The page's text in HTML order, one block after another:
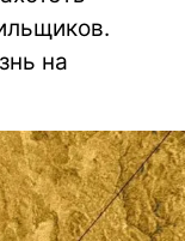
на